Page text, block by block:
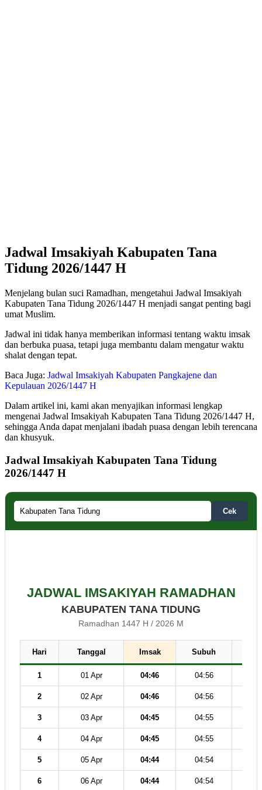
Jadwal Imsakiyah Kabupaten Tana
Tidung 2026/1447 H
Menjelang bulan suci Ramadhan, mengetahui Jadwal Imsakiyah
Kabupaten Tana Tidung 2026/1447 H menjadi sangat penting bagi
umat Muslim.
Jadwal ini tidak hanya memberikan informasi tentang waktu imsak
dan berbuka puasa, tetapi juga membantu dalam mengatur waktu
shalat dengan tepat.
Baca Juga: Jadwal Imsakiyah Kabupaten Pangkajene dan
Kepulauan 2026/1447 H
Dalam artikel ini, kami akan menyajikan informasi lengkap
mengenai Jadwal Imsakiyah Kabupaten Tana Tidung 2026/1447 H,
sehingga Anda dapat menjalani ibadah puasa dengan lebih terencana
dan khusyuk.
Jadwal Imsakiyah Kabupaten Tana Tidung
2026/1447 H
Cek
JADWAL IMSAKIYAH RAMADHAN
KABUPATEN TANA TIDUNG
Ramadhan 1447 H / 2026 M
Hari Tanggal Imsak Subuh
1 01 Apr 04:46 04:56
2 02 Apr 04:46 04:56
3 03 Apr 04:45 04:55
4 04 Apr 04:45 04:55
5 05 Apr 04:44 04:54
6 06 Apr 04:44 04:54